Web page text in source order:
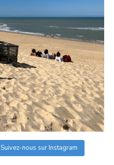
Suivez-nous sur Instagram